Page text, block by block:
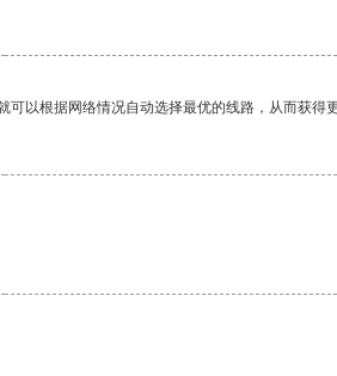
以根据网络情况自动选择最优的线路，从而获得